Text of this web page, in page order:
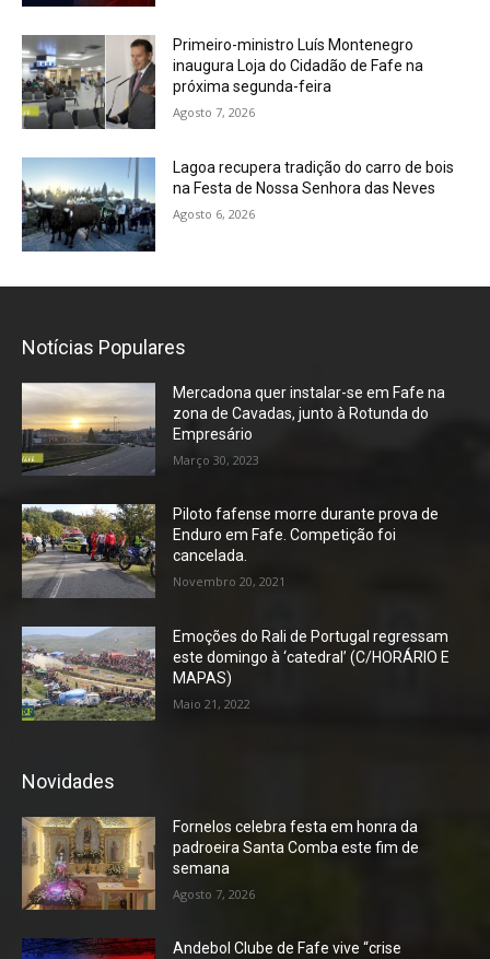
Primeiro-ministro Luís Montenegro
inaugura Loja do Cidadão de Fafe na
próxima segunda-feira
Agosto 7, 2026
Lagoa recupera tradição do carro de bois
na Festa de Nossa Senhora das Neves
Agosto 6, 2026
Notícias Populares
Mercadona quer instalar-se em Fafe na
zona de Cavadas, junto à Rotunda do
Empresário
Março 30, 2023
Piloto fafense morre durante prova de
Enduro em Fafe. Competição foi
cancelada.
Novembro 20, 2021
Emoções do Rali de Portugal regressam
este domingo à ‘catedral’ (C/HORÁRIO E
MAPAS)
Maio 21, 2022
Novidades
Fornelos celebra festa em honra da
padroeira Santa Comba este fim de
semana
Agosto 7, 2026
Andebol Clube de Fafe vive “crise